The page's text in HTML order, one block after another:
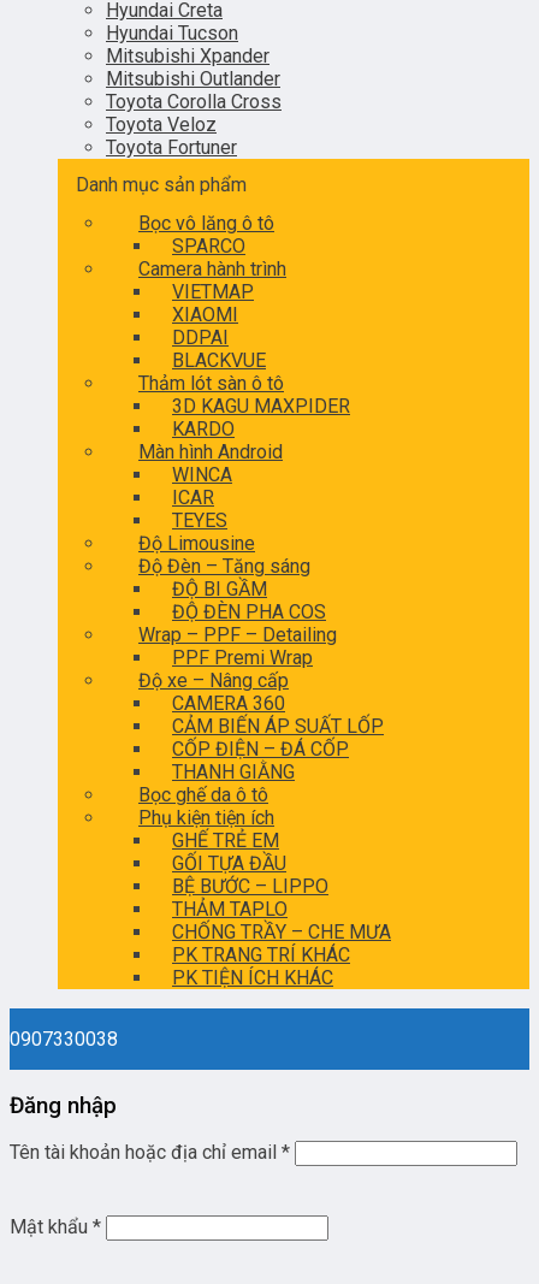
Hyundai Creta
Hyundai Tucson
Mitsubishi Xpander
Mitsubishi Outlander
Toyota Corolla Cross
Toyota Veloz
Toyota Fortuner
Danh mục sản phẩm
Bọc vô lăng ô tô
SPARCO
Camera hành trình
VIETMAP
XIAOMI
DDPAI
BLACKVUE
Thảm lót sàn ô tô
3D KAGU MAXPIDER
KARDO
Màn hình Android
WINCA
ICAR
TEYES
Độ Limousine
Độ Đèn – Tăng sáng
ĐỘ BI GẦM
ĐỘ ĐÈN PHA COS
Wrap – PPF – Detailing
PPF Premi Wrap
Độ xe – Nâng cấp
CAMERA 360
CẢM BIẾN ÁP SUẤT LỐP
CỐP ĐIỆN – ĐÁ CỐP
THANH GIẰNG
Bọc ghế da ô tô
Phụ kiện tiện ích
GHẾ TRẺ EM
GỐI TỰA ĐẦU
BỆ BƯỚC – LIPPO
THẢM TAPLO
CHỐNG TRẦY – CHE MƯA
PK TRANG TRÍ KHÁC
PK TIỆN ÍCH KHÁC
0907330038
Đăng nhập
Tên tài khoản hoặc địa chỉ email *
Mật khẩu *